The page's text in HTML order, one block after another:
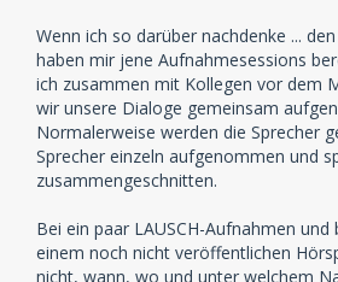
Wenn ich so darüber nachdenke ...
haben mir jene Aufnahmesessions
ich zusammen mit Kollegen vor dem
wir unsere Dialoge gemeinsam
Normalerweise werden die Sprecher
Sprecher einzeln aufgenommen und
zusammengeschnitten.
Bei ein paar LAUSCH-Aufnahmen und
einem noch nicht veröffentlichen
nicht, wann, wo und unter welchem